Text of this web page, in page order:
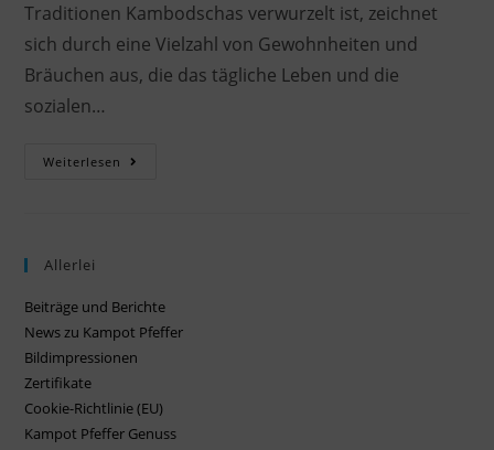
Traditionen Kambodschas verwurzelt ist, zeichnet
sich durch eine Vielzahl von Gewohnheiten und
Bräuchen aus, die das tägliche Leben und die
sozialen…
Weiterlesen
Allerlei
Beiträge und Berichte
News zu Kampot Pfeffer
Bildimpressionen
Zertifikate
Cookie-Richtlinie (EU)
Kampot Pfeffer Genuss